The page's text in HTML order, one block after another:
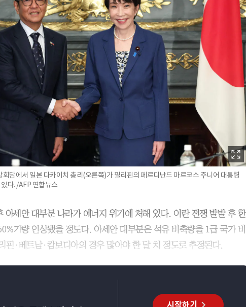
회담에서 일본 다카이치 총리(오른쪽)가 필리핀의 페르디난드 마르코스 주니어 대통령
다. /AFP 연합뉴스
아세안 대부분 나라가 에너지 위기에 처해 있다. 이란 전쟁 발발 후 한
가량 인상됐을 정도다. 아세안 대부분은 석유 비축량을 1급 국가 비
핀·베트남·캄보디아의 경우 많아야 한 달 치 정도로 추정된다.
시작하기